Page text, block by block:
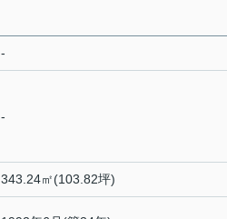
-
-
343.24㎡(103.82坪)